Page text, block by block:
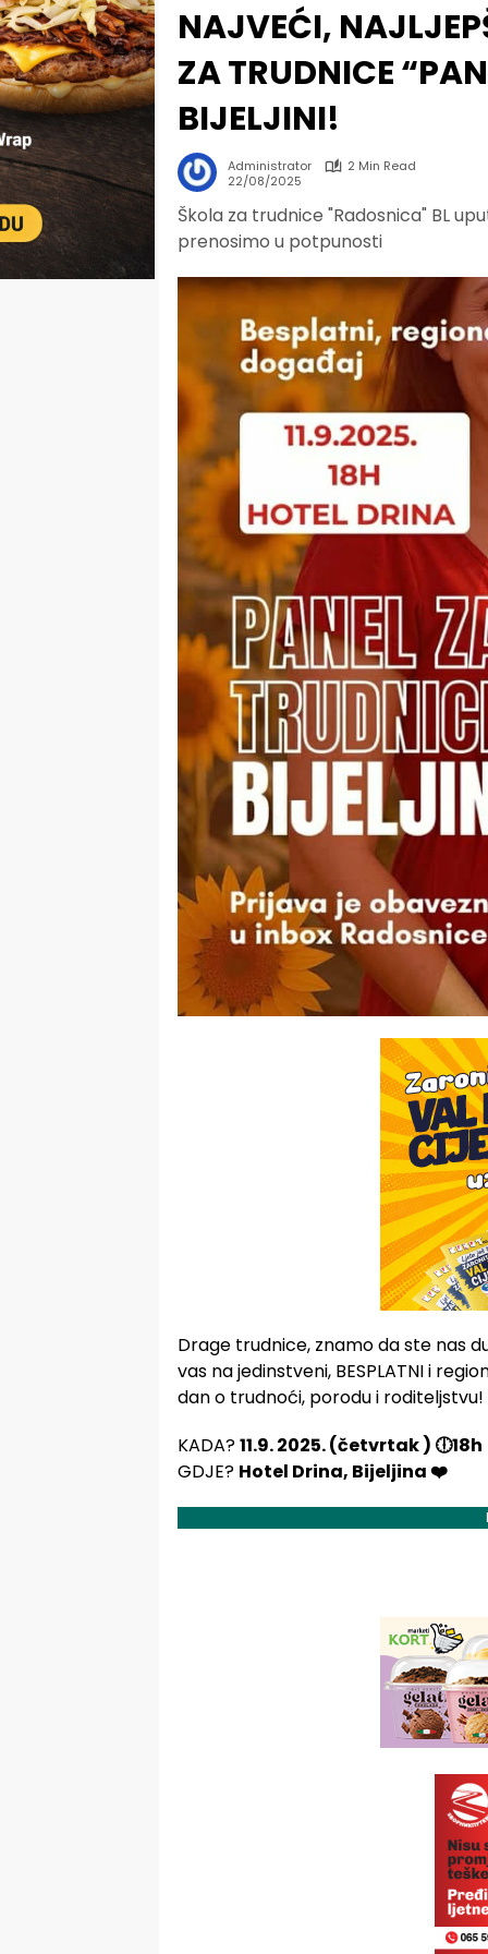
NAJVEĆI,
ZA TRUDNICE
BIJELJINI!
Administrator
2 Min Read
22/08/2025
Škola za trudnice "Radosnica" BL
prenosimo u potpunosti
Drage trudnice, znamo da ste nas
vas na jedinstveni, BESPLATNI i
dan o trudnoći, porodu i roditeljstvu!
KADA?11.9. 2025. (četvrtak ) 🕕18h
GDJE? Hotel Drina, Bijeljina ❤️